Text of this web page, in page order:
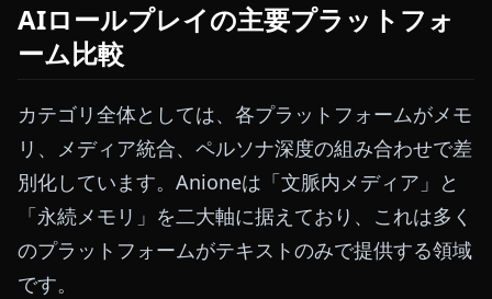
AIロールプレイの主要プラットフォ
ーム比較
カテゴリ全体としては、各プラットフォームがメモ
リ、メディア統合、ペルソナ深度の組み合わせで差
別化しています。Anioneは「文脈内メディア」と
「永続メモリ」を二大軸に据えており、これは多く
のプラットフォームがテキストのみで提供する領域
です。